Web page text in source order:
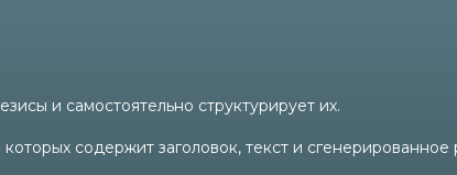
и самостоятельно структурирует их.
содержит заголовок, текст и сгенерированное